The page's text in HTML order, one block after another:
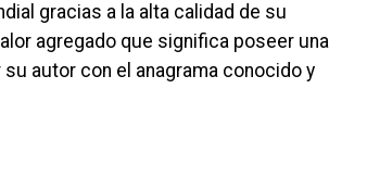
gracias a la alta calidad de su
agregado que significa poseer una
su autor con el anagrama conocido y